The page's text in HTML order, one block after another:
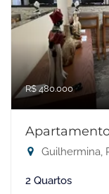
R$ 480.000
Guilhermina,
2 Quartos